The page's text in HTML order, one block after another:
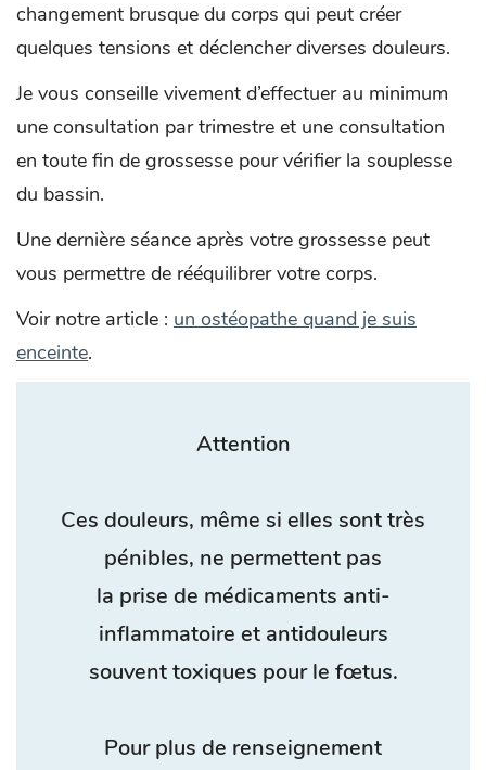
changement brusque du corps qui peut créer
quelques tensions et déclencher diverses douleurs.
Je vous conseille vivement d’effectuer au minimum
une consultation par trimestre et une consultation
en toute fin de grossesse pour vérifier la souplesse
du bassin.
Une dernière séance après votre grossesse peut
vous permettre de rééquilibrer votre corps.
Voir notre article : un ostéopathe quand je suis
enceinte.
Attention
Ces douleurs, même si elles sont très
pénibles, ne permettent pas
la prise de médicaments anti-
inflammatoire et antidouleurs
souvent toxiques pour le fœtus.
Pour plus de renseignement